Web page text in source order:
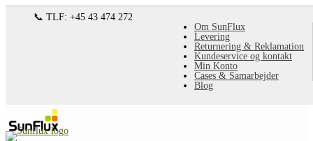
Om SunFlux
Levering
Returnering & Reklamation
Kundeservice og kontakt
Min Konto
Cases & Samarbejder
Blog
📞 TLF: +45 43 474 272